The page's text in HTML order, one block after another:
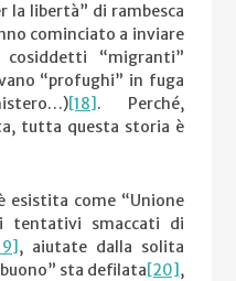
la libertà” di rambesca
cominciato a inviare
“migranti”
“profughi” in fuga
[18]. Perché,
tutta questa storia è
esistita come “Unione
tentativi smaccati di
, aiutate dalla solita
sta defilata[20],